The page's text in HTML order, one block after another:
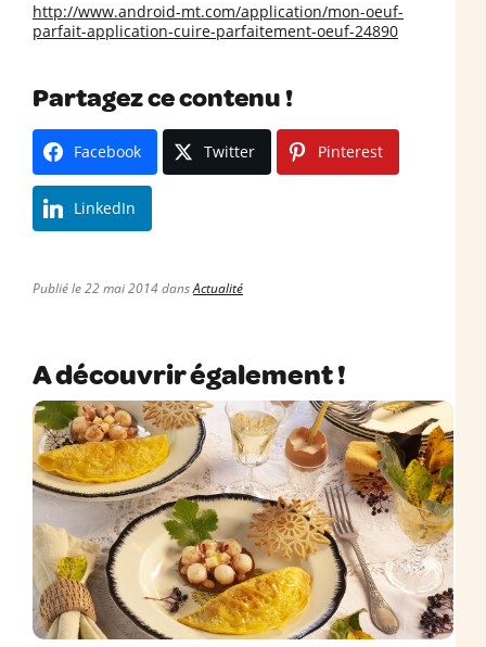
http://www.android-mt.com/application/mon-oeuf-
parfait-application-cuire-parfaitement-oeuf-24890
Partagez ce contenu !
Facebook Twitter Pinterest
LinkedIn
Publié le 22 mai 2014 dansActualité
A découvrir également !